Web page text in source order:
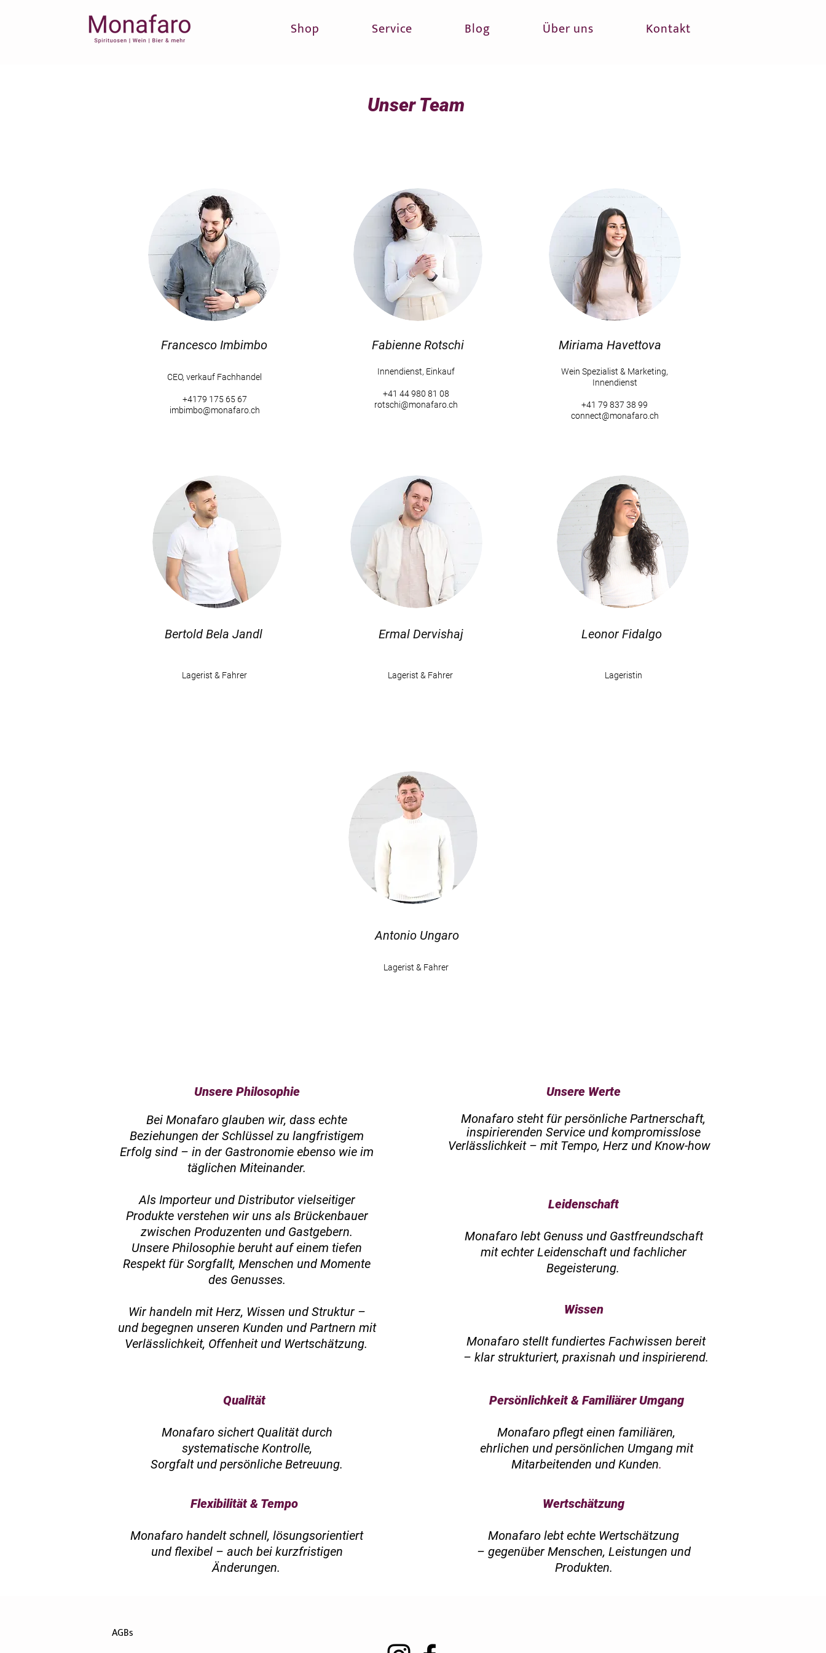
Shop Service Blog Über uns Kontakt
Unser Team
Unser Team
Francesco Imbimbo
CEO, verkauf Fachhandel
+4179 175 65 67
imbimbo@monafaro.ch
Fabienne Rotschi
Innendienst, Einkauf
+41 44 980 81 08
rotschi@monafaro.ch
Francesco Imbimbo
CEO, verkauf Fachhandel
+4179 175 65 67
imbimbo@monafaro.ch
Fabienne Rotschi
Innendienst, Einkauf
+41 44 980 81 08
rotschi@monafaro.ch
Miriama Havettova
Wein Spezialist & Marketing,
Innendienst
+41 79 837 38 99
connect@monafaro.ch
Bertold Bela Jandl
Lagerist & Fahrer
Ermal Dervishaj
Lagerist & Fahrer
Leonor Fidalgo
Lageristin
Antonio Ungaro
Lagerist & Fahrer
Unsere Philosophie
Bei Monafaro glauben wir, dass echte
Beziehungen der Schlüssel zu langfristigem
Erfolg sind – in der Gastronomie ebenso wie im
täglichen Miteinander.
Als Importeur und Distributor vielseitiger
Produkte verstehen wir uns als Brückenbauer
zwischen Produzenten und Gastgebern.
Unsere Philosophie beruht auf einem tiefen
Respekt für Sorgfallt, Menschen und Momente
des Genusses.
Wir handeln mit Herz, Wissen und Struktur –
und begegnen unseren Kunden und Partnern mit
Verlässlichkeit, Offenheit und Wertschätzung.
Qualität
Monafaro sichert Qualität durch
systematische Kontrolle,
Sorgfalt und persönliche Betreuung.
Flexibilität & Tempo
Monafaro handelt schnell, lösungsorientiert
und flexibel – auch bei kurzfristigen
Änderungen.
Unsere Werte
Monafaro steht für persönliche Partnerschaft,
inspirierenden Service und kompromisslose
Verlässlichkeit – mit Tempo, Herz und Know-how
Leidenschaft
Monafaro lebt Genuss und Gastfreundschaft
mit echter Leidenschaft und fachlicher
Begeisterung.
Wissen
Monafaro stellt fundiertes Fachwissen bereit
– klar strukturiert, praxisnah und inspirierend.
Persönlichkeit & Familiärer Umgang
Monafaro pflegt einen familiären,
ehrlichen und persönlichen Umgang mit
Mitarbeitenden und Kunden.
Wertschätzung
Monafaro lebt echte Wertschätzung
– gegenüber Menschen, Leistungen und
Produkten.
AGBs